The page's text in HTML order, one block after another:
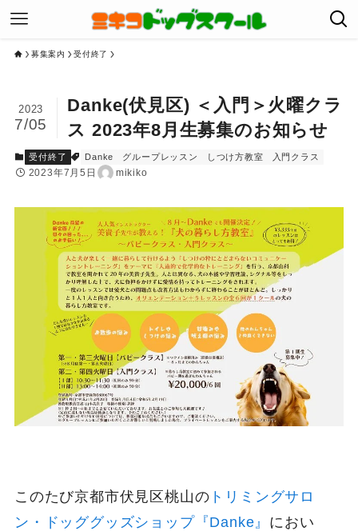
募集案内 受付終了
Danke(伏見区) ＜入門＞火曜クラ
ス 2023年8月生募集のお知らせ
2023
7/05
受付終了 Danke グループレッスン しつけ方教室 入門クラス
2023年7月5日 mikiko
このたび京都市伏見区桃山の トリミングサロ
ン・ドッググッズショップ『Danke』 におい